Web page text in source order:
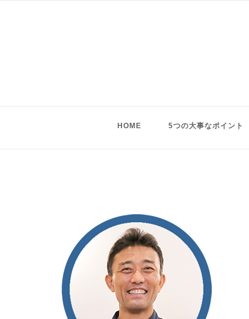
HOME 5つの大事なポイント